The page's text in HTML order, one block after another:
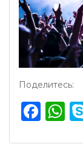
Поделитесь: